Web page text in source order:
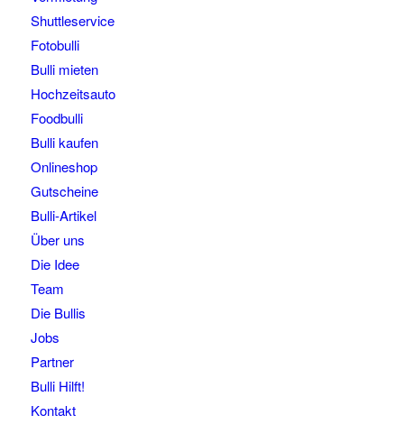
Shuttleservice
Fotobulli
Bulli mieten
Hochzeitsauto
Foodbulli
Bulli kaufen
Onlineshop
Gutscheine
Bulli-Artikel
Über uns
Die Idee
Team
Die Bullis
Jobs
Partner
Bulli Hilft!
Kontakt